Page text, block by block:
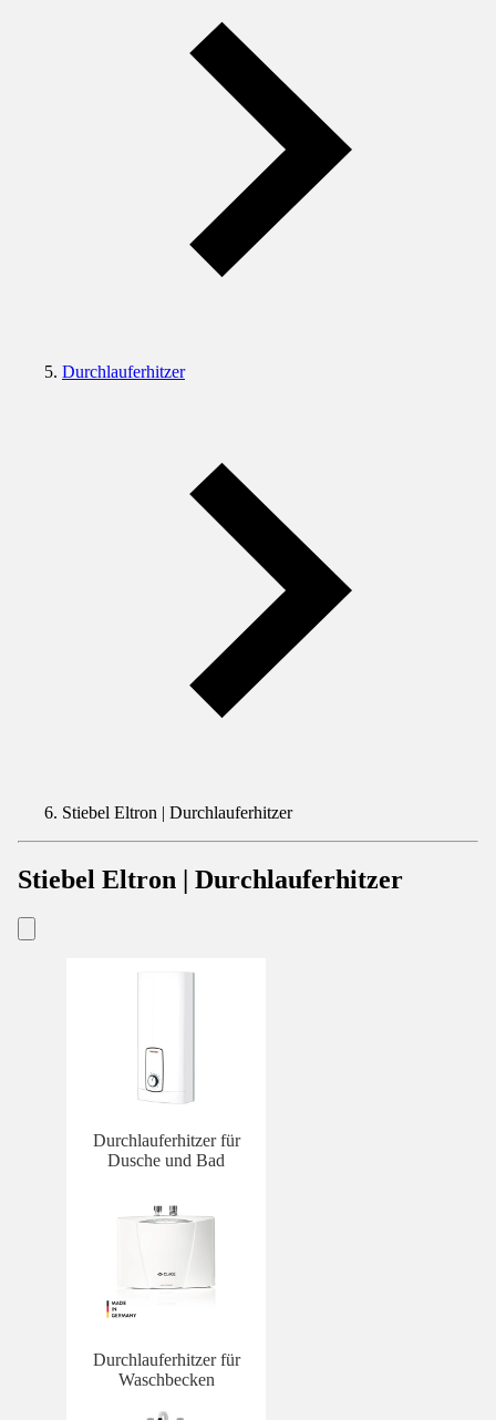
Durchlauferhitzer
Stiebel Eltron | Durchlauferhitzer
Stiebel Eltron | Durchlauferhitzer
Durchlauferhitzer für
Dusche und Bad
Durchlauferhitzer für
Waschbecken